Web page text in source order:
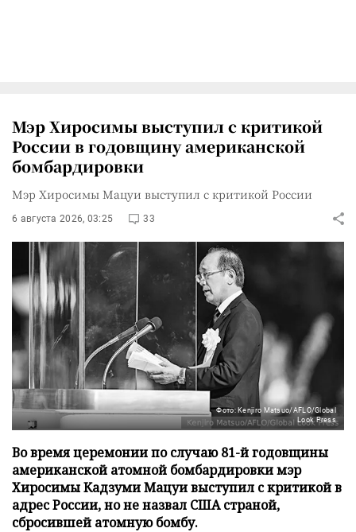
Мэр Хиросимы выступил с критикой
России в годовщину американской
бомбардировки
Мэр Хиросимы Мацуи выступил с критикой России
6 августа 2026, 03:25 33
Фото: Kenjiro Matsuo/AFLO/Global
Look Press
Во время церемонии по случаю 81-й годовщины
американской атомной бомбардировки мэр
Хиросимы Кадзуми Мацуи выступил с критикой в
адрес России, но не назвал США страной,
сбросившей атомную бомбу.